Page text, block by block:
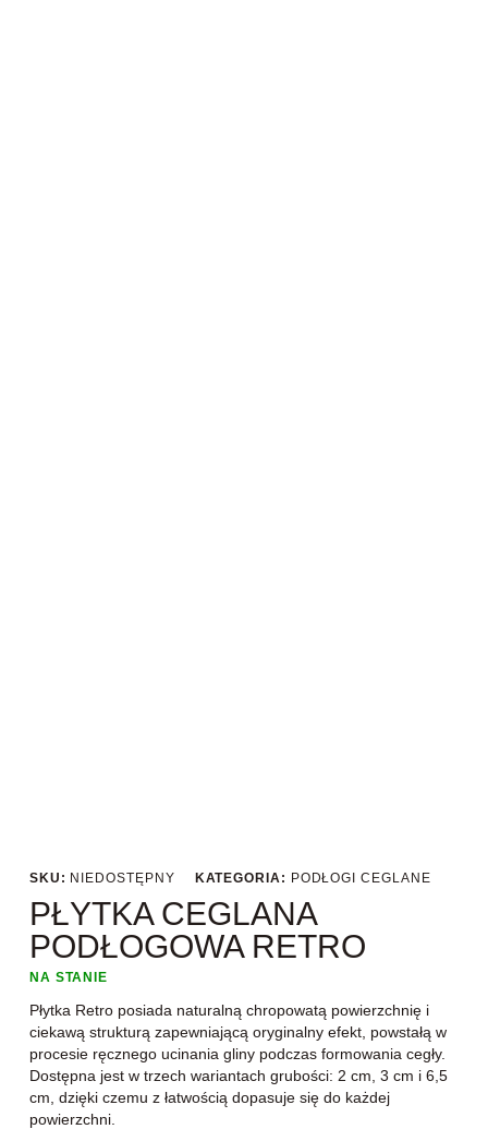
SKU: NIEDOSTĘPNY KATEGORIA: PODŁOGI CEGLANE
PŁYTKA CEGLANA
PODŁOGOWA RETRO
NA STANIE
Płytka Retro posiada naturalną chropowatą powierzchnię i
ciekawą strukturą zapewniającą oryginalny efekt, powstałą w
procesie ręcznego ucinania gliny podczas formowania cegły.
Dostępna jest w trzech wariantach grubości: 2 cm, 3 cm i 6,5
cm, dzięki czemu z łatwością dopasuje się do każdej
powierzchni.